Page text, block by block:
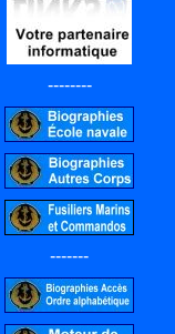
--------
-------